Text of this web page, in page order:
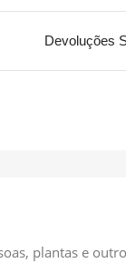
Devoluções
plantas e